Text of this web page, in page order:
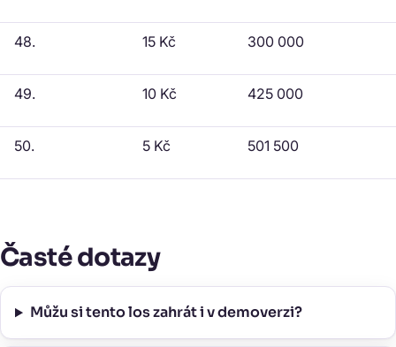
48. 15 Kč 300 000
49. 10 Kč 425 000
50. 5 Kč 501 500
Časté dotazy
Můžu si tento los zahrát i v demoverzi?